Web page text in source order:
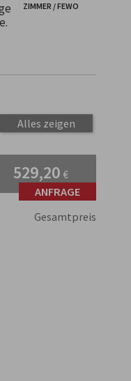
ZIMMER / FEWO
Alles zeigen
529,20 €
ANFRAGE
Gesamtpreis